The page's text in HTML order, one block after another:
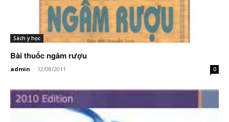
Sách y học
Bài thuốc ngâm rượu
admin - 12/08/2011 0